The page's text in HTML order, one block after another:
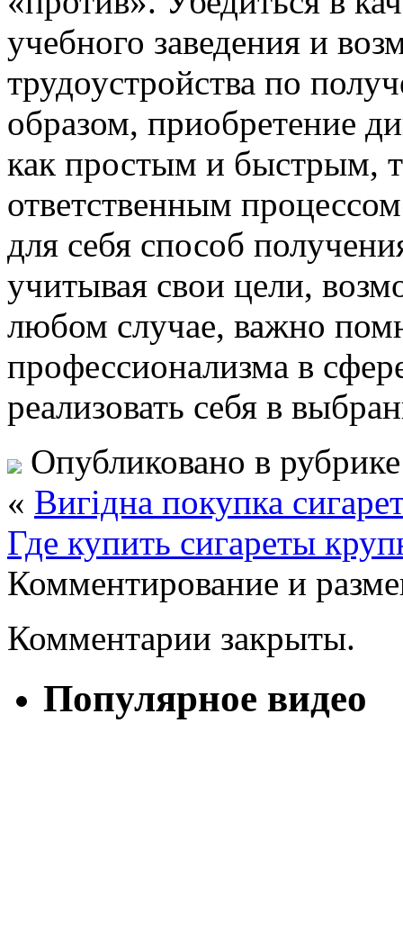
учебного заведения и
трудоустройства по
образом, приобретение
как простым и быстрым,
ответственным
для себя способ
учитывая свои цели,
любом случае, важно
профессионализма в
реализовать себя в
Опубликовано в
« Вигідна покупка
Где купить сигареты
Комментирование и
Комментарии закрыты.
Популярное видео